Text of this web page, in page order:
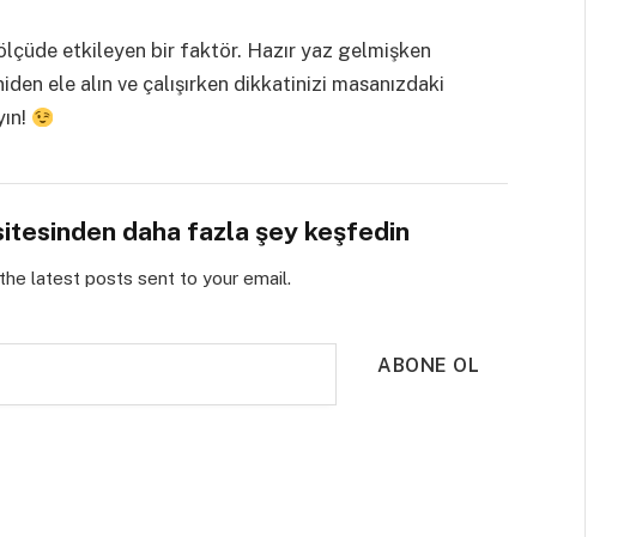
ölçüde etkileyen bir faktör. Hazır yaz gelmişken
ele alın ve çalışırken dikkatinizi masanızdaki
daha fazla şey keşfedin
latest posts sent to your email.
ABONE OL